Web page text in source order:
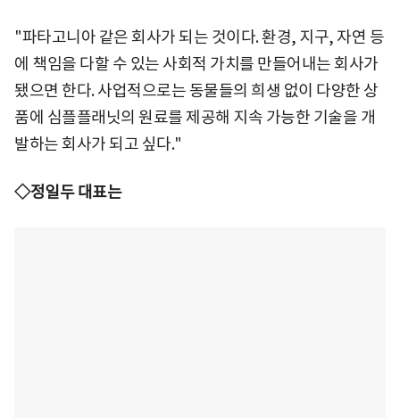
"파타고니아 같은 회사가 되는 것이다. 환경, 지구, 자연 등
에 책임을 다할 수 있는 사회적 가치를 만들어내는 회사가
됐으면 한다. 사업적으로는 동물들의 희생 없이 다양한 상
품에 심플플래닛의 원료를 제공해 지속 가능한 기술을 개
발하는 회사가 되고 싶다."
◇정일두 대표는